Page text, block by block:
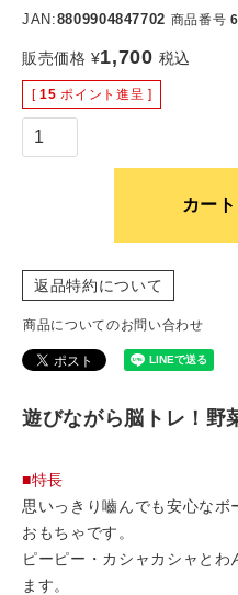
JAN:8809904847702 商品番号
販売価格 ¥1,700 税込
[ 15 ポイント進呈 ]
カー
返品特約について
商品についてのお問い合わせ
遊びながら脳トレ！野
■特長
思いっきり嚙んでも安心な
おもちゃです。
ピーピー・カシャカシャと
ます。